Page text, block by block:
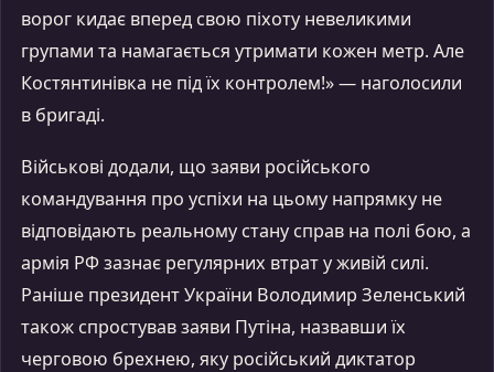
ворог кидає вперед свою піхоту невеликими
групами та намагається утримати кожен метр. Але
Костянтинівка не під їх контролем!» — наголосили
в бригаді.
Військові додали, що заяви російського
командування про успіхи на цьому напрямку не
відповідають реальному стану справ на полі бою, а
армія РФ зазнає регулярних втрат у живій силі.
Раніше президент України Володимир Зеленський
також спростував заяви Путіна, назвавши їх
черговою брехнею, яку російський диктатор